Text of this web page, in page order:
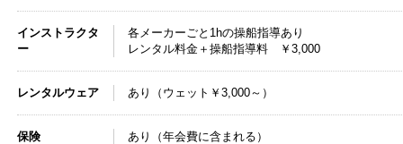
インストラクタ
ー
各メーカーごと1hの操船指導あり
レンタル料金＋操船指導料 ￥3,000
レンタルウェア あり（ウェット￥3,000～）
保険 あり（年会費に含まれる）